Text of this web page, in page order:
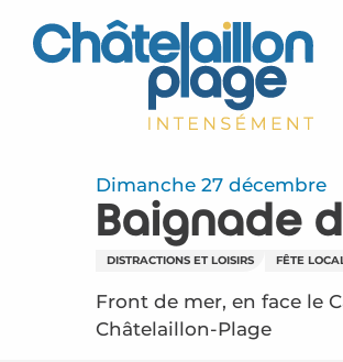
contenu
Dimanche 27 décembre
Baignade
DISTRACTIONS ET LOISIRS FÊTE
Front de mer, en face le
Châtelaillon-Plage